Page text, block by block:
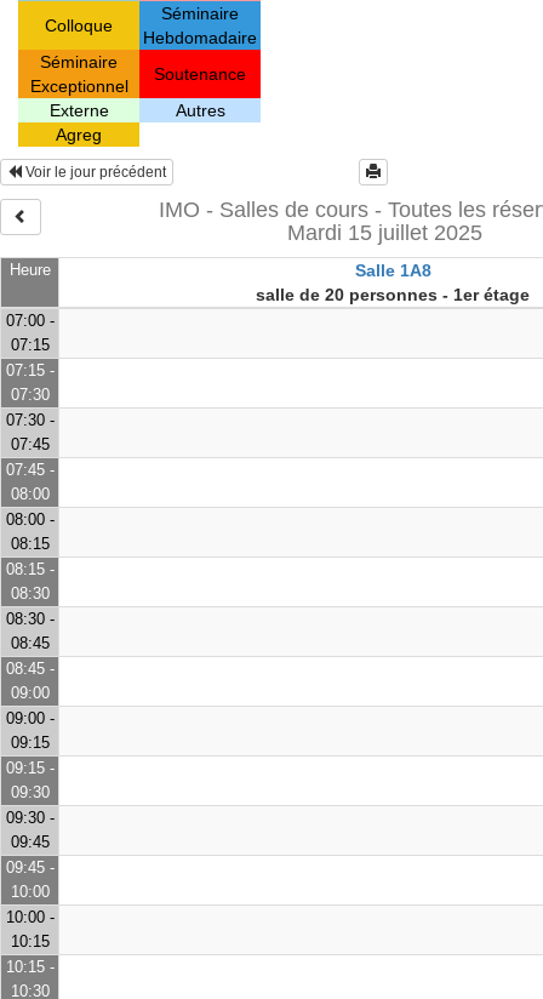
Colloque
Séminaire
Hebdomadaire
Séminaire
Exceptionnel
Soutenance
Externe
Autres
Agreg
Voir le jour précédent
IMO - Salles de cours - Toutes les
Mardi 15 juillet 2025
Heure
Salle 1A8
salle de 20 personnes - 1er étage
07:00 -
07:15
07:15 -
07:30
07:30 -
07:45
07:45 -
08:00
08:00 -
08:15
08:15 -
08:30
08:30 -
08:45
08:45 -
09:00
09:00 -
09:15
09:15 -
09:30
09:30 -
09:45
09:45 -
10:00
10:00 -
10:15
10:15 -
10:30